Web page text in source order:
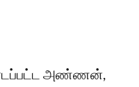
அண்ணன்,